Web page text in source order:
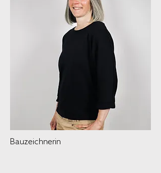
Bauzeichnerin